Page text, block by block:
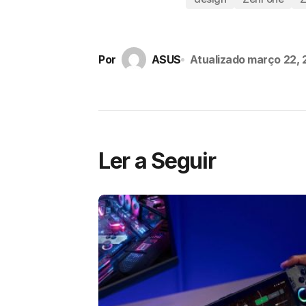
Por ASUS Atualizado março 22,
Ler a Seguir